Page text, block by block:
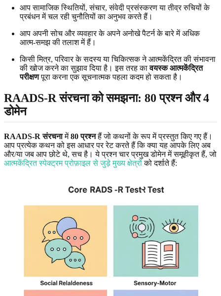
आप सामाजिक स्थितियों, संचार, संवेदी प्रसंस्करण या तीव्र रुचियों के
प्रबंधन में चल रही चुनौतियों का अनुभव करते हैं।
आप अपनी सोच और व्यवहार के अपने अनोखे पैटर्न के बारे में अधिक
आत्म-समझ की तलाश में हैं।
किसी मित्र, परिवार के सदस्य या चिकित्सक ने आत्मकेंद्रित की संभावना
की खोज करने का सुझाव दिया है। इस तरह कावयस्क आत्मकेंद्रित
परीक्षणपूरा करना एक सूचनात्मक पहला कदम हो सकता है।
RAADS-R संरचना को समझना: 80 प्रश्न और 4
डोमेन
RAADS-R संरचनामें80 प्रश्नहैं जो कथनों के रूप में प्रस्तुत किए गए हैं।
आप प्रत्येक कथन को इस आधार पर रेट करते हैं कि क्या यह आपके लिए अब
और/या जब आप छोटे थे, सच है। ये प्रश्न चार प्रमुख डोमेन में समूहीकृत हैं, जो
आत्मकेंद्रित स्पेक्ट्रम प्रोफ़ाइल से जुड़े मुख्य क्षेत्रोंको दर्शाते हैं: